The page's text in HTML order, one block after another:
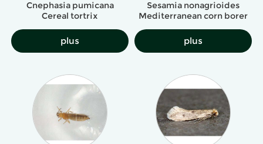
Cnephasia pumicana
Cereal tortrix
plus
Sesamia nonagrioides
Mediterranean corn borer
plus